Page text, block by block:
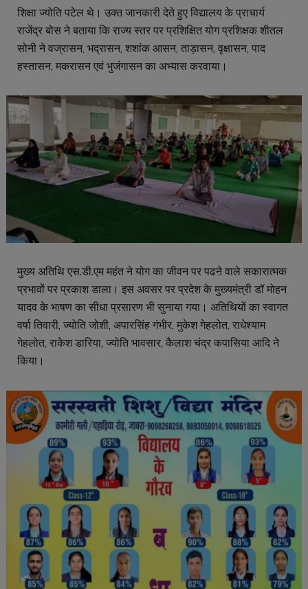
शिक्षा ज्योति पटेल थे। उक्त जानकारी देते हुए विद्यालय के प्राचार्य
राजेंद्र बोस ने बताया कि राज्य स्तर पर प्रशिक्षित योग प्रशिक्षक शीतल
सोनी ने वज्रासन, भद्रासन, शशांक आसन, ताड़ासन, वृक्षासन, पाद
हस्तासन, मकरासन एवं भुजंगासन का अभ्यास करवाया।
मुख्य अतिथि एस.डी.एम महंत ने योग का जीवन पर पढऩे वाले सकारात्मक
प्रभावों पर प्रकाश डाला। इस अवसर पर प्रदेश के मुख्यमंत्री डॉ मोहन
यादव के भाषण का सीधा प्रसारण भी सुनाया गया। अतिथियों का स्वागत
वर्षा तिवारी, ज्योति जोशी, अपारसिंह गंभीर, मुकेश गेहलोत, राधेश्याम
गेहलोत, राकेश डारिया, ज्योति भावसार, कैलाश चंद्र कपासिया आदि ने
किया।